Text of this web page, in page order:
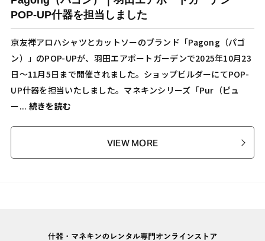
POP-UP什器を担当しました
京友禅アロハシャツとカットソーのブランド「Pagong（パゴ
ン）」のPOP-UPが、羽田エアポートガーデンで2025年10月23
日〜11月5日まで開催されました。ショップビルダーにてPOP-
UP什器を担当いたしました。マネキンシリーズ「Pur（ピュ
ー... 続きを読む
VIEW MORE